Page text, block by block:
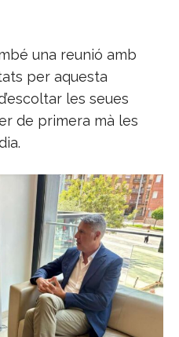
una reunió amb
per aquesta
les seues
de primera mà les